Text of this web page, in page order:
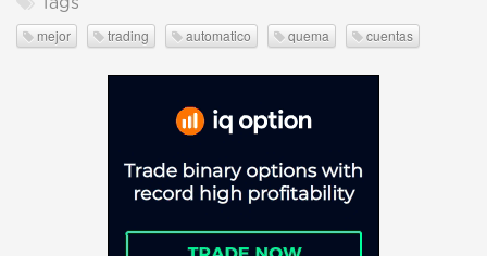
mejor trading automatico quema cuentas